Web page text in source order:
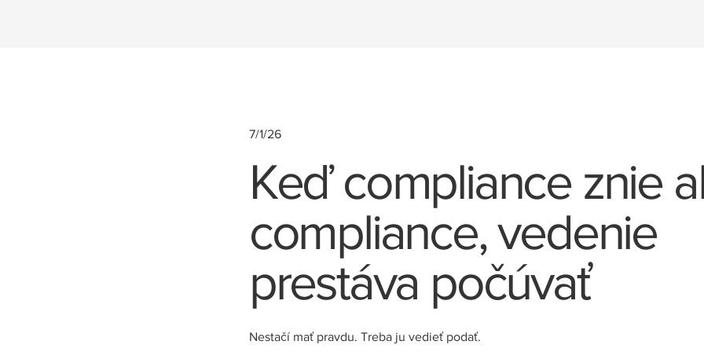
7/1/26
Keď compliance znie
compliance, vedenie
prestáva počúvať
Nestačí mať pravdu. Treba ju vedieť podať.